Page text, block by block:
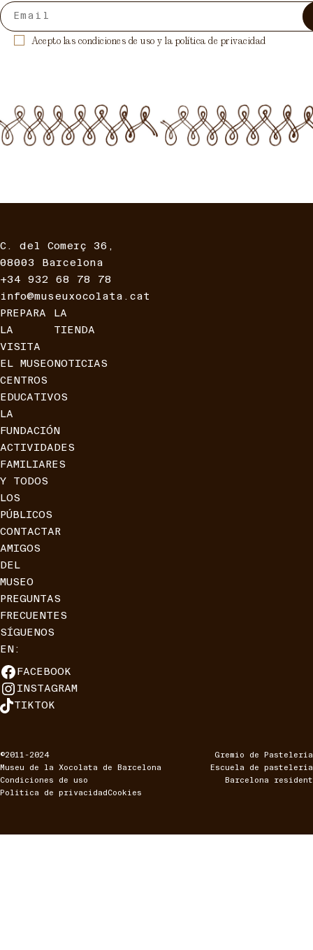
Acepto las condiciones de uso y la política de privacidad
C. del Comerç 36,
08003 Barcelona
+34 932 68 78 78
info@museuxocolata.cat
PREPARA
LA
VISITA
LA
TIENDA
EL MUSEO NOTICIAS
CENTROS
EDUCATIVOS
LA
FUNDACIÓN
ACTIVIDADES
FAMILIARES
Y TODOS
LOS
PÚBLICOS
CONTACTAR
AMIGOS
DEL
MUSEO
PREGUNTAS
FRECUENTES
SÍGUENOS
EN:
FACEBOOK
INSTAGRAM
TIKTOK
©2011-2024
Museu de la Xocolata de Barcelona
Condiciones de uso
Política de privacidad Cookies
Gremio de Pastelería
Escuela de pastelería
Barcelona resident